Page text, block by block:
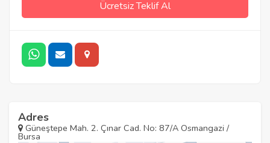
Ücretsiz Teklif Al
Adres
Güneştepe Mah. 2. Çınar Cad. No: 87/A Osmangazi /
Bursa